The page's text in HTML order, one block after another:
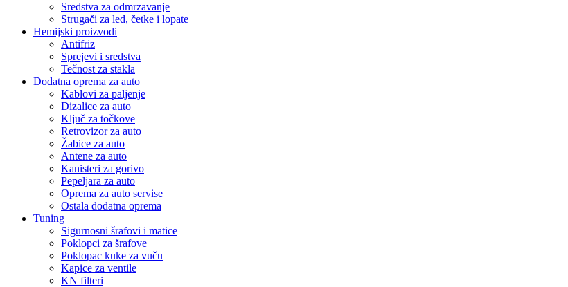
Sredstva za odmrzavanje
Strugači za led, četke i lopate
Hemijski proizvodi
Antifriz
Sprejevi i sredstva
Tečnost za stakla
Dodatna oprema za auto
Kablovi za paljenje
Dizalice za auto
Ključ za točkove
Retrovizor za auto
Žabice za auto
Antene za auto
Kanisteri za gorivo
Pepeljara za auto
Oprema za auto servise
Ostala dodatna oprema
Tuning
Sigurnosni šrafovi i matice
Poklopci za šrafove
Poklopac kuke za vuču
Kapice za ventile
KN filteri